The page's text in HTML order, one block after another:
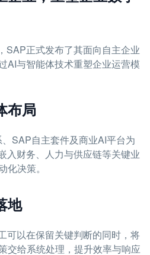
SAP正式发布了其面向自主企业
AI与智能体技术重塑企业运营模
布局
SAP自主套件及商业AI平台为
入财务、人力与供应链等关键业
决策。
地
可以在保留关键判断的同时，将
交给系统处理，提升效率与响应